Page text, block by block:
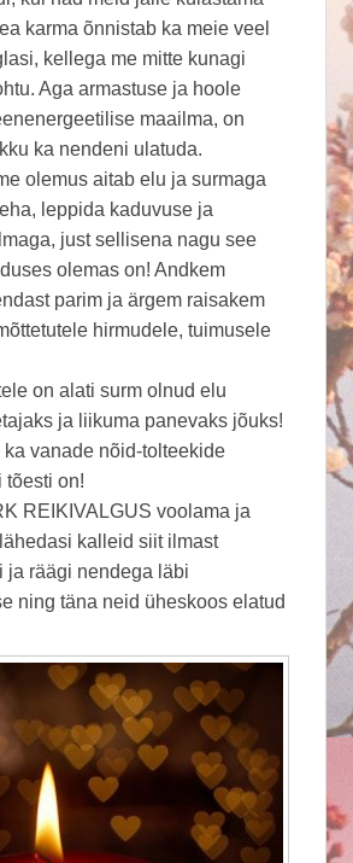
karma õnnistab ka meie veel
kellega me mitte kunagi
Aga armastuse ja hoole
maailma, on
ka nendeni ulatuda.
olemus aitab elu ja surmaga
leppida kaduvuse ja
just sellisena nagu see
olemas on! Andkem
parim ja ärgem raisakem
hirmudele, tuimusele
on alati surm olnud elu
ja liikuma panevaks jõuks!
vanade nõid-tolteekide
tõesti on!
REIKIVALGUS voolama ja
kalleid siit ilmast
ja räägi nendega läbi
ning täna neid üheskoos elatud